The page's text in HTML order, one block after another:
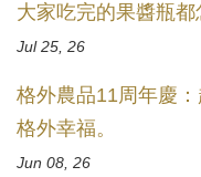
大家吃完的果醬瓶都
Jul 25, 26
格外農品11周年慶
格外幸福。
Jun 08, 26